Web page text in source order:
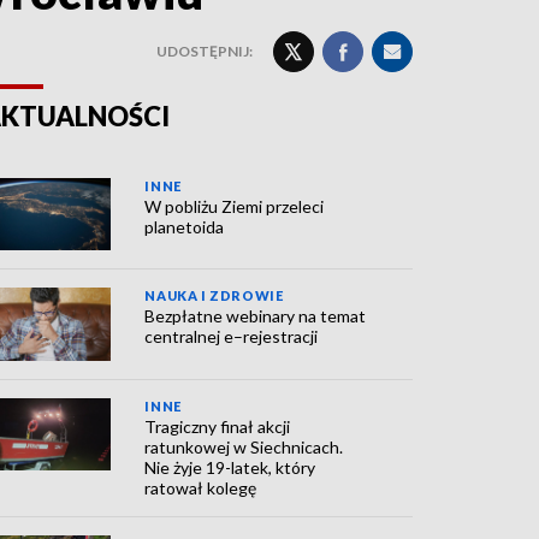
UDOSTĘPNIJ:
INNE
W pobliżu Ziemi przeleci
planetoida
NAUKA I ZDROWIE
Bezpłatne webinary na temat
centralnej e–rejestracji
INNE
Tragiczny finał akcji
ratunkowej w Siechnicach.
Nie żyje 19-latek, który
ratował kolegę